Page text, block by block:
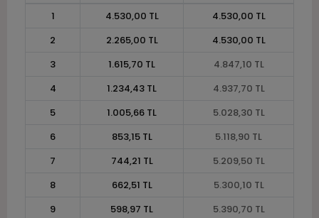
1 4.530,00 TL
4.530,00 TL
2
2.265,00 TL
4.530,00 TL
3
1.615,70 TL
4.847,10 TL
4
1.234,43 TL
4.937,70 TL
5
1.005,66 TL
5.028,30 TL
6
853,15 TL
5.118,90 TL
7
744,21 TL
5.209,50 TL
8
662,51 TL
5.300,10 TL
9
598,97 TL
5.390,70 TL